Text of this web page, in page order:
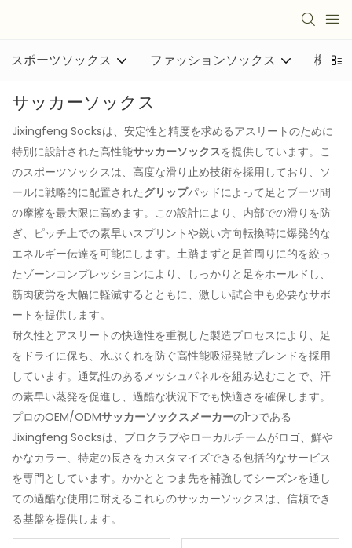
スポーツソックス ファッションソックス 機能
サッカーソックス
Jixingfeng Socksは、安定性と精度を求めるアスリートのために
特別に設計された高性能サッカーソックスを提供しています。こ
のスポーツソックスは、高度な滑り止め技術を採用しており、ソ
ールに戦略的に配置されたグリップパッドによって足とブーツ間
の摩擦を最大限に高めます。この設計により、内部での滑りを防
ぎ、ピッチ上での素早いスプリントや鋭い方向転換時に爆発的な
エネルギー伝達を可能にします。土踏まずと足首周りに的を絞っ
たゾーンコンプレッションにより、しっかりと足をホールドし、
筋肉疲労を大幅に軽減するとともに、激しい試合中も必要なサポ
ートを提供します。
耐久性とアスリートの快適性を重視した製造プロセスにより、足
をドライに保ち、水ぶくれを防ぐ高性能吸湿発散ブレンドを採用
しています。通気性のあるメッシュパネルを組み込むことで、汗
の素早い蒸発を促進し、過酷な状況下でも快適さを確保します。
プロのOEM/ODMサッカーソックスメーカーの1つである
Jixingfeng Socksは、プロクラブやローカルチームがロゴ、鮮や
かなカラー、特定の長さをカスタマイズできる包括的なサービス
を専門としています。かかととつま先を補強してシーズンを通し
ての過酷な使用に耐えるこれらのサッカーソックスは、信頼でき
る基盤を提供します。